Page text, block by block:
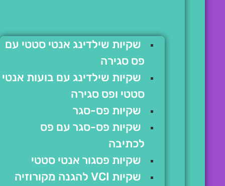
שקיות שילדינג אנטי סטטי עם
פס סגירה
שקיות שילדינג עם בועות אנטי
סטטי ופס סגירה
שקיות פס-סגר
שקיות פס-סגר עם פס
לכתיבה
שקיות פסגור אנטי סטטי
שקיות VCI להגנה מקורוזיה